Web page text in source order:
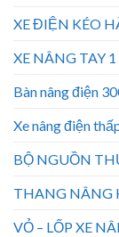
XE ĐIỆN KÉO
XE NÂNG TAY
Bàn nâng điện
Xe nâng điện
BỘ NGUỒN
THANG NÂNG
VỎ – LỐP XE